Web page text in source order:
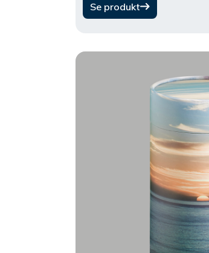
Se produkt